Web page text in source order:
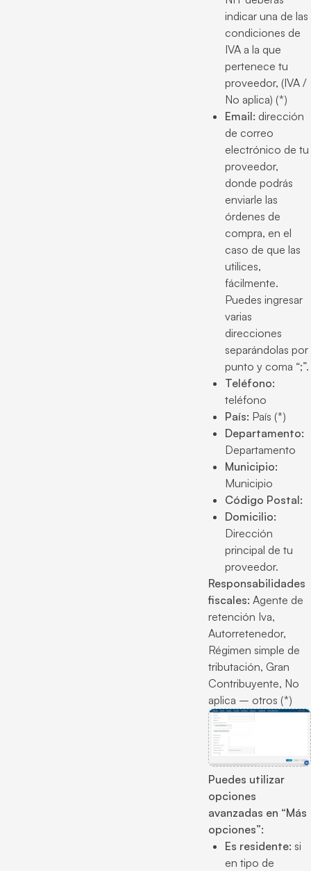
indicar una de las
condiciones de
IVA a la que
pertenece tu
proveedor, (IVA /
No aplica) (*)
Email: dirección
de correo
electrónico de tu
proveedor,
donde podrás
enviarle las
órdenes de
compra, en el
caso de que las
utilices,
fácilmente.
Puedes ingresar
varias
direcciones
separándolas por
punto y coma “;”.
Teléfono:
teléfono
País: País (*)
Departamento:
Departamento
Municipio:
Municipio
Código Postal:
Domicilio:
Dirección
principal de tu
proveedor.
Responsabilidades
fiscales: Agente de
retención Iva,
Autorretenedor,
Régimen simple de
tributación, Gran
Contribuyente, No
aplica – otros (*)
Puedes utilizar
opciones
avanzadas en “Más
opciones”:
Es residente: si
en tipo de